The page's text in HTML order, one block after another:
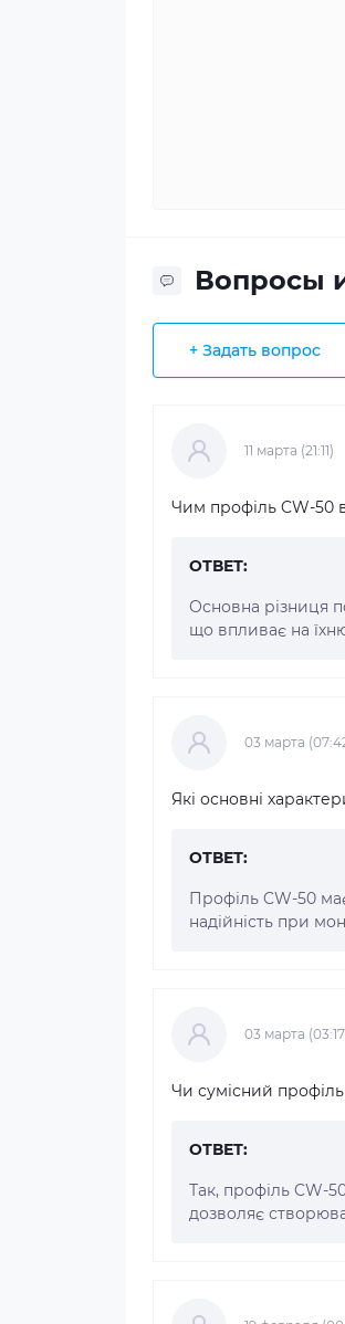
Вопросы
+ Задать вопрос
11 марта (21:11)
Чим профіль CW-50
ОТВЕТ:
Основна різниця
що впливає на
03 марта
Які основні
ОТВЕТ:
Профіль CW-50
надійність при
03 марта
Чи сумісний
ОТВЕТ:
Так, профіль CW-
дозволяє